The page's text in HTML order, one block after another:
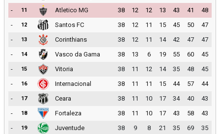
-
11 Atletico MG 38 12 12 13 43 41
48
-
12 Santos FC 38 12 11 15 45 50
47
-
13 Corinthians 38 12 11 14 42 47
47
-
14 Vasco da Gama 38 13 6 19 55 60
45
-
15 Vitoria 38 11 12 14 35 48
45
-
16 Internacional 38 11 11 15 44 57
44
-
17 Ceara 38 11 10 17 34 40
43
-
18 Fortaleza 38 11 10 17 43 58
43
-
19 Juventude 38 9 8 21 35 69
35